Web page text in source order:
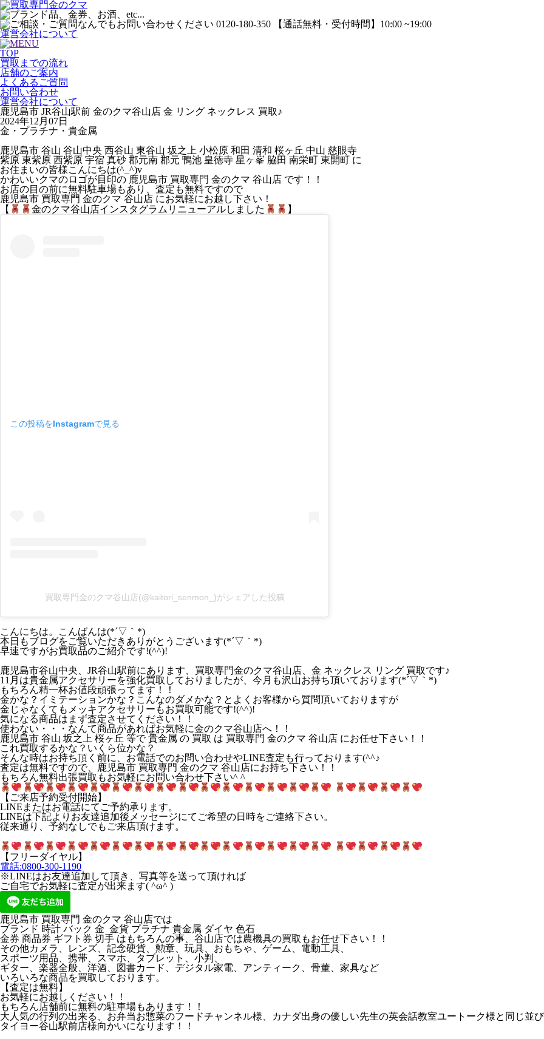
運営会社について
TOP
買取までの流れ
店舗のご案内
よくあるご質問
お問い合わせ
運営会社について
鹿児島市 JR谷山駅前 金のクマ谷山店 金 リング ネックレス 買取♪
2024年12月07日
金・プラチナ・貴金属
鹿児島市 谷山 谷山中央 西谷山 東谷山 坂之上 小松原 和田 清和 桜ヶ丘 中山 慈眼寺
紫原 東紫原 西紫原 宇宿 真砂 郡元南 郡元 鴨池 皇徳寺 星ヶ峯 脇田 南栄町 東開町 に
お住まいの皆様こんにちは(^_^)v
かわいいクマのロゴが目印の 鹿児島市 買取専門 金のクマ 谷山店 です！！
お店の目の前に無料駐車場もあり、査定も無料ですので
鹿児島市 買取専門 金のクマ 谷山店 にお気軽にお越し下さい！
【
金のクマ谷山店インスタグラム リニューアルしました 】
この投稿をInstagramで見る
買取専門金のクマ谷山店(@kaitori_senmon_)がシェアした投稿
こんにちは。こんばんは(*´▽｀*)
本日もブログをご覧いただきありがとうございます(*´▽｀*)
早速ですがお買取品のご紹介です!(^^)!
鹿児島市谷山中央、JR谷山駅前にあります、買取専門金のクマ谷山店、金 ネックレス リング 買取です♪
11月は貴金属アクセサリーを強化買取しておりましたが、今月も沢山お持ち頂いております(*´▽｀*)
もちろん精一杯お値段頑張ってます！！
金かな？イミテーションかな？こんなのダメかな？とよくお客様から質問頂いておりますが
金じゃなくてもメッキアクセサリーもお買取可能です!(^^)!
気になる商品はまず査定させてください！！
使わない・・・なんて商品があればお気軽に金のクマ谷山店へ！！
鹿児島市 谷山 坂之上 桜ヶ丘 等で 貴金属 の 買取 は 買取専門 金のクマ 谷山店 にお任せ下さい！！
これ買取するかな？いくら位かな？
そんな時はお持ち頂く前に、お電話でのお問い合わせやLINE査定も行っております(^^♪
査定は無料ですので、鹿児島市 買取専門 金のクマ 谷山店にお持ち下さい！！
もちろん無料出張買取もお気軽にお問い合わせ下さい^ ^
【ご来店予約受付開始】
LINEまたはお電話にてご予約承ります。
LINEは下記よりお友達追加後メッセージにてご希望の日時をご連絡下さい。
従来通り、予約なしでもご来店頂けます。
【フリーダイヤル】
電話:0800-300-1190
※LINEはお友達追加して頂き、写真等を送って頂ければ
ご自宅でお気軽に査定が出来ます( ^ω^ )
鹿児島市 買取専門 金のクマ 谷山店では
ブランド 時計 バック 金 金貨 プラチナ 貴金属 ダイヤ 色石
金券 商品券 ギフト券 切手 はもちろんの事、谷山店では農機具の買取もお任せ下さい！！
その他カメラ、レンズ、記念硬貨、勲章、玩具、おもちゃ、ゲーム、電動工具、
スポーツ用品、携帯、スマホ、タブレット、小判、
ギター、楽器全般、洋酒、図書カード、デジタル家電、アンティーク、骨董、家具など
いろいろな商品を買取しております。
【査定は無料】
お気軽にお越しください！！
もちろん店舗前に無料の駐車場もあります！！
大人気の行列の出来る、お弁当お惣菜のフードチャンネル様、カナダ出身の優しい先生の英会話教室ユートーク様と同じ並
タイヨー谷山駅前店様向かいになります！！